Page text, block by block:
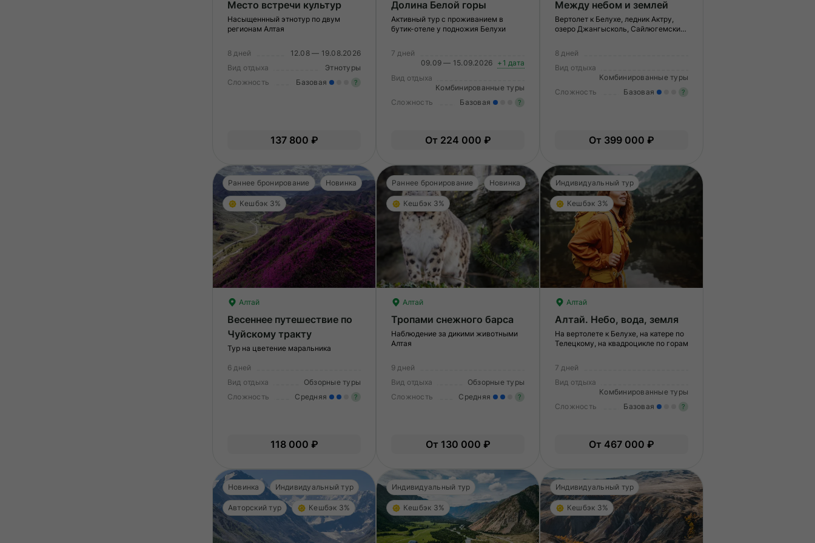
Место встречи культур
Насыщеннный этнотур по двум
регионам Алтая
8 дней
12.08 — 19.08.2026
Вид отдыха
Этнотуры
Сложность
Базовая ?
137 800 ₽
Долина Белой горы
Активный тур с проживанием в
бутик-отеле у подножия Белухи
7 дней
09.09 — 15.09.2026 +1 дата
Вид отдыха
Комбинированные туры
Сложность
Базовая ?
Опыт не нужен.
От 224 000 ₽
Между небом и землей
Вертолет к Белухе, ледник Актру,
озеро Джангысколь, Сайлюгемский
8 дней
Вид отдыха
Комбинированные туры
Сложность
Базовая ?
От 399 000 ₽
Раннее бронирование Новинка
Кешбэк 3%
Алтай
Весеннее путешествие по
Чуйскому тракту
Тур на цветение маральника
6 дней
Вид отдыха
Обзорные туры
Сложность
Средняя ?
подготовиться к туру.
118 000 ₽
Раннее бронирование Новинка
Кешбэк 3%
Алтай
Тропами снежного барса
Наблюдение за дикими животными
Алтая
9 дней
Вид отдыха
Обзорные туры
Сложность
Средняя ?
подготовиться к туру.
От 130 000 ₽
Индивидуальный тур
Кешбэк 3%
Алтай
Алтай. Небо, вода, земля
На вертолете к Белухе, на катере по
Телецкому, на квадроцикле по горам
7 дней
Вид отдыха
Комбинированные туры
Сложность
Базовая ?
От 467 000 ₽
Новинка Индивидуальный тур
Авторский тур Кешбэк 3%
Индивидуальный тур
Кешбэк 3%
Индивидуальный тур
Кешбэк 3%